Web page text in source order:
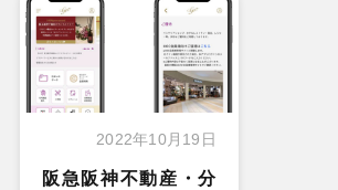
2022年10月19日
阪急阪神不動産・分